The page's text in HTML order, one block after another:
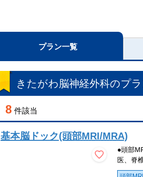
プラン一覧
きたがわ脳神経外科のプ
8 件該当
基本脳ドック(頭部MRI/MRA)
●頭部
医、脊